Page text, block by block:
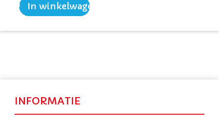
In winkelwagen
INFORMATIE